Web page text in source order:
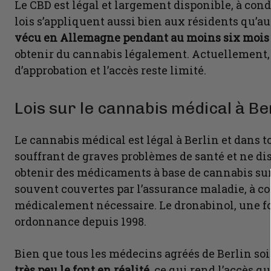
Le CBD est légal et largement disponible, à
lois s’appliquent aussi bien aux résidents
vécu en Allemagne pendant au moins six mois
obtenir du cannabis légalement.
d’approbation et l’accès reste limité.
Lois sur le cannabis médical à
Le cannabis médical est légal à Berlin et dans
souffrant de graves problèmes de santé et ne
obtenir des médicaments à base de cannabis
souvent couvertes par l’assurance maladie, à
médicalement nécessaire. Le dronabinol, une
ordonnance depuis 1998.
Bien que tous les médecins agréés de Berlin